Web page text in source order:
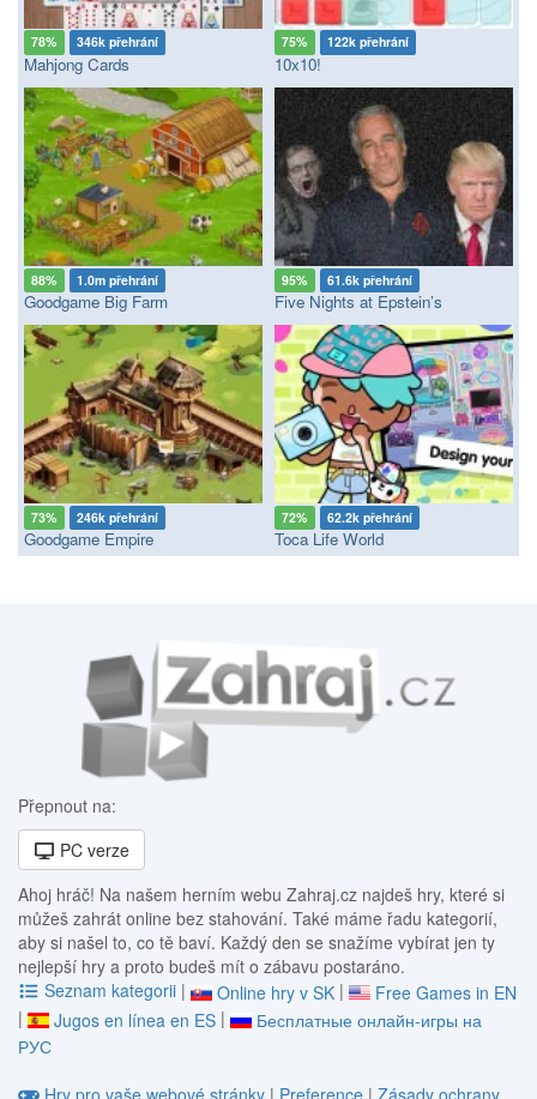
78% 346k přehrání
Mahjong Cards
75% 122k přehrání
10x10!
88% 1.0m přehrání
Goodgame Big Farm
95% 61.6k přehrání
Five Nights at Epstein’s
73% 246k přehrání
Goodgame Empire
72% 62.2k přehrání
Toca Life World
Přepnout na:
PC verze
Ahoj hráč! Na našem herním webu Zahraj.cz najdeš hry, které si
můžeš zahrát online bez stahování. Také máme řadu kategorií,
aby si našel to, co tě baví. Každý den se snažíme vybírat jen ty
nejlepší hry a proto budeš mít o zábavu postaráno.
Seznam kategorii | Online hry v SK |
Free Games in EN
|
Jugos en línea en ES |
Бесплатные онлайн-игры на
РУС